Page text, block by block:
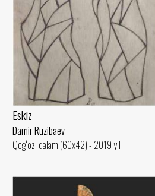
Eskiz
Damir Ruzibaev
Qog‘oz, qalam (60x42) - 2019 yil